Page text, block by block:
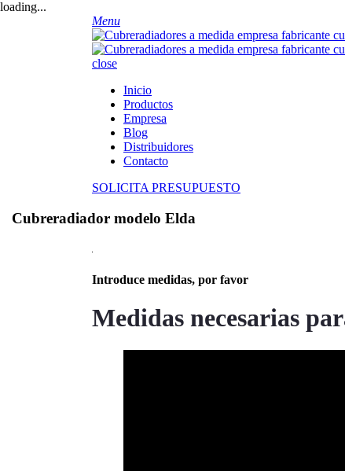
loading...
Menu
close
Inicio
Productos
Empresa
Blog
Distribuidores
Contacto
SOLICITA PRESUPUESTO
Cubreradiador modelo Elda
Introduce medidas, por favor
Medidas necesarias